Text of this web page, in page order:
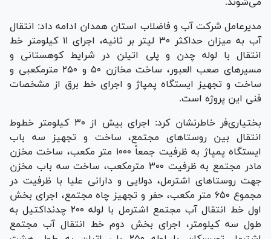
مدیرعامل شرکت آب و فاضلاب استان همدان ادامه داد: انتقال
آب به میزان حداکثر ۳۰ لیتر بر ثانیه، اجرای ۱۱ کیلومتر خط
انتقال با لوله چدن و پلی اتیلن در شرایط کوهستانی و
مسیر‌های صعب العبور، ساخت مخازن ۵۰ و ۲۵۰ مترمکعبی و
ساخت و تجهیز ایستگاه پمپاژ و اجرای خط برق از مشخصات
فنی این پروژه است.
بختیاری‌فر خاطرنشان کرد: اجرای بیش از ۳۰ کیلومتر خطوط
انتقال بین روستا‌های مجتمع، ساخت و تجهیز سه باب
ایستگاه پمپاژ به ظرفیت جمعاً ۱۰۰۰ متر مکعب، ساخت مخزن
مادر مجتمع به ظرفیت ۳۰۰ مترمکعب، ساخت سه باب مخزن
جهت روستا‌های اشترمل، دولایی و دارانی علیا با ظرفیت در
مجموع ۶۵۰ متر مکعب، حفر و تجهیز چاه مجتمع، اجرای بخش
اول خط انتقال آب مجتمع اشترمل با لوله ۲۰۰ چدنداکتیل به
طول سه کیلومتر، اجرای بخش دوم خط انتقال آب مجتمع